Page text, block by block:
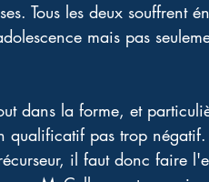
Tous les deux souffrent
mais pas
dans la forme, et
qualificatif pas trop
il faut donc faire